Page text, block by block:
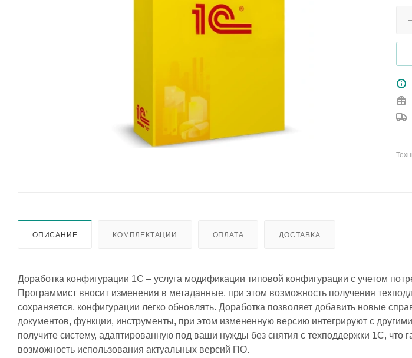
ОПИСАНИЕ КОМПЛЕКТАЦИИ ОПЛАТА ДОСТАВКА
Доработка конфигурации 1С – услуга модификации типовой конфигурации с учетом
Программист вносит изменения в метаданные, при этом возможность получения
сохраняется, конфигурации легко обновлять. Доработка позволяет добавить новые
документов, функции, инструменты, при этом измененную версию интегрируют с
получите систему, адаптированную под ваши нужды без снятия с техподдержки 1С, что
возможность использования актуальных версий ПО.